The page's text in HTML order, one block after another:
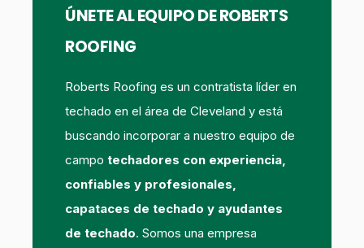
ÚNETE AL EQUIPO DE ROBERTS
ROOFING
Roberts Roofing es un contratista líder en
techado en el área de Cleveland y está
buscando incorporar a nuestro equipo de
campo techadores con experiencia,
confiables y profesionales,
capataces de techado y ayudantes
de techado. Somos una empresa